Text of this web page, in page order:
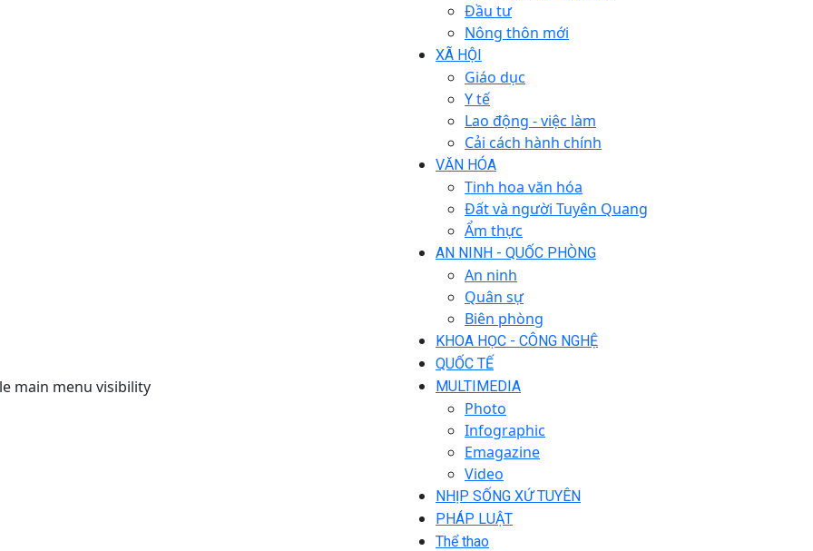
main menu visibility
Đầu tư
Nông thôn mới
XÃ HỘI
Giáo dục
Y tế
Lao động - việc làm
Cải cách hành chính
VĂN HÓA
Tinh hoa văn hóa
Đất và người Tuyên Quang
Ẩm thực
AN NINH - QUỐC PHÒNG
An ninh
Quân sự
Biên phòng
KHOA HỌC - CÔNG NGHỆ
QUỐC TẾ
MULTIMEDIA
Photo
Infographic
Emagazine
Video
NHỊP SỐNG XỨ TUYÊN
PHÁP LUẬT
Thể thao